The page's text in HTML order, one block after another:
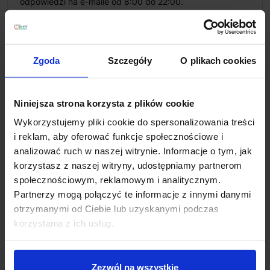
Zgoda Szczegóły O plikach cookies
Niniejsza strona korzysta z plików cookie
Wykorzystujemy pliki cookie do spersonalizowania treści
i reklam, aby oferować funkcje społecznościowe i
analizować ruch w naszej witrynie. Informacje o tym, jak
korzystasz z naszej witryny, udostępniamy partnerom
społecznościowym, reklamowym i analitycznym.
Partnerzy mogą połączyć te informacje z innymi danymi
otrzymanymi od Ciebie lub uzyskanymi podczas
korzystania z ich usług.
Zezwól na wszystkie
email
Metody płatności
Zapytaj o produkt
Opis